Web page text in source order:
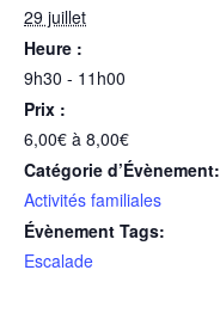
29 juillet
Heure :
9h30 - 11h00
Prix :
6,00€ à 8,00€
Catégorie d’Évènement:
Activités familiales
Évènement Tags:
Escalade